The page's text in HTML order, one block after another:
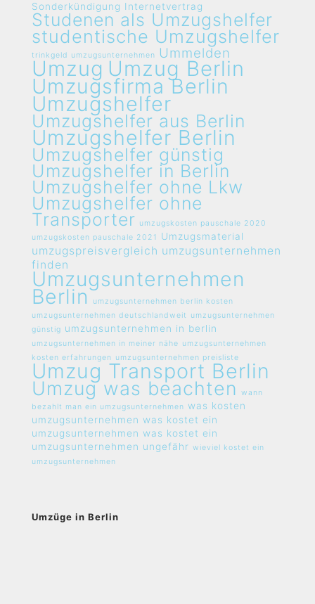
Sonderkündigung Internetvertrag
Studenen als Umzugshelfer
studentische Umzugshelfer
trinkgeld umzugsunternehmen Ummelden
Umzug Umzug Berlin
Umzugsfirma Berlin
Umzugshelfer
Umzugshelfer aus Berlin
Umzugshelfer Berlin
Umzugshelfer günstig
Umzugshelfer in Berlin
Umzugshelfer ohne Lkw
Umzugshelfer ohne
Transporter umzugskosten pauschale 2020
umzugskosten pauschale 2021
Umzugsmaterial
umzugspreisvergleich umzugsunternehmen
finden
Umzugsunternehmen
Berlin
umzugsunternehmen berlin kosten
umzugsunternehmen deutschlandweit
umzugsunternehmen
günstig umzugsunternehmen in berlin
umzugsunternehmen in meiner nähe umzugsunternehmen
kosten erfahrungen umzugsunternehmen preisliste
Umzug Transport Berlin
Umzug was beachten
wann
bezahlt man ein umzugsunternehmen was kosten
umzugsunternehmen was kostet ein
umzugsunternehmen was kostet ein
umzugsunternehmen ungefähr wieviel kostet ein
umzugsunternehmen
Umzüge in Berlin